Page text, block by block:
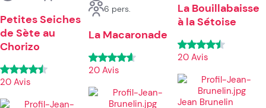
Petites Seiches
de Sète au
Chorizo
20 Avis
6 pers.
La Macaronade
20 Avis
La Bouillabaisse
à la Sétoise
20 Avis
Jean Brunelin